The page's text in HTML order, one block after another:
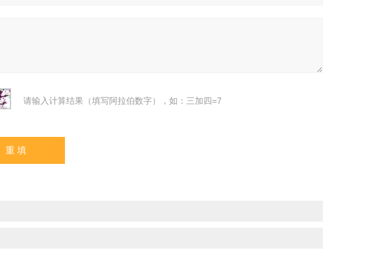
请输入计算结果（填写阿拉伯数字），如：三加四=7